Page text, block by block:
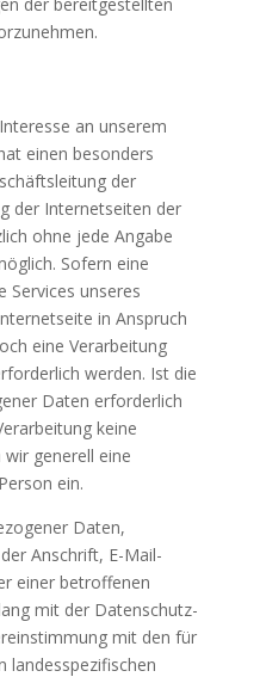
an unserem
einen besonders
der
der Internetseiten der
ohne jede Angabe
Sofern eine
Services unseres
in Anspruch
eine Verarbeitung
werden. Ist die
Daten erforderlich
keine
generell eine
ein.
Daten,
Anschrift, E-Mail-
einer betroffenen
mit der Datenschutz-
mit den für
landesspezifischen